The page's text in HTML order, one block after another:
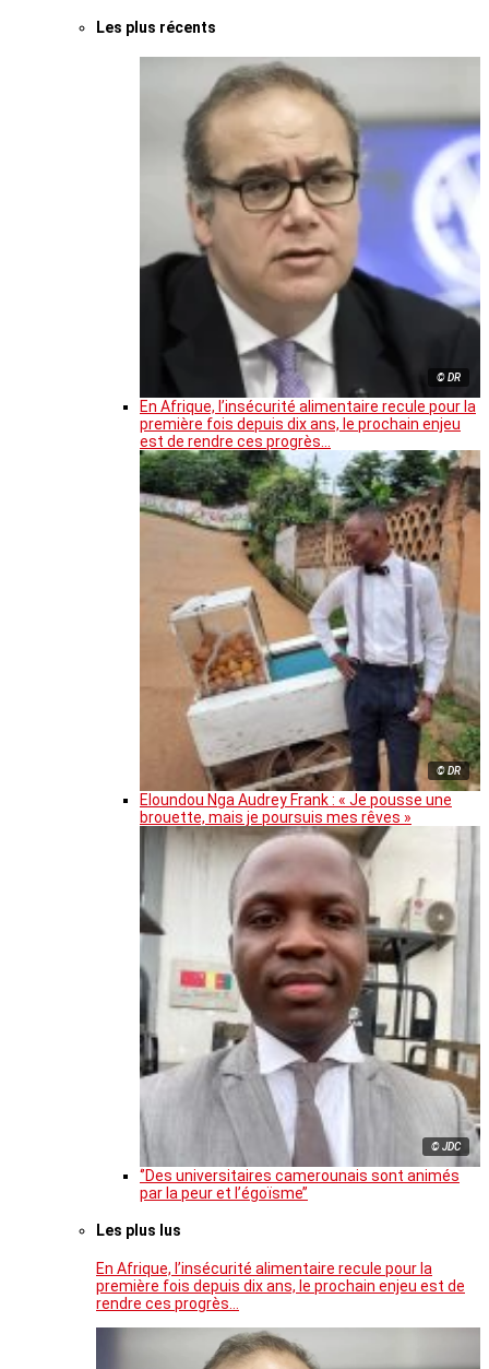
Les plus récents
© DR
En Afrique, l’insécurité alimentaire recule pour la
première fois depuis dix ans, le prochain enjeu
est de rendre ces progrès…
© DR
Eloundou Nga Audrey Frank : « Je pousse une
brouette, mais je poursuis mes rêves »
© JDC
‘’Des universitaires camerounais sont animés
par la peur et l’égoïsme’’
Les plus lus
En Afrique, l’insécurité alimentaire recule pour la
première fois depuis dix ans, le prochain enjeu est de
rendre ces progrès…